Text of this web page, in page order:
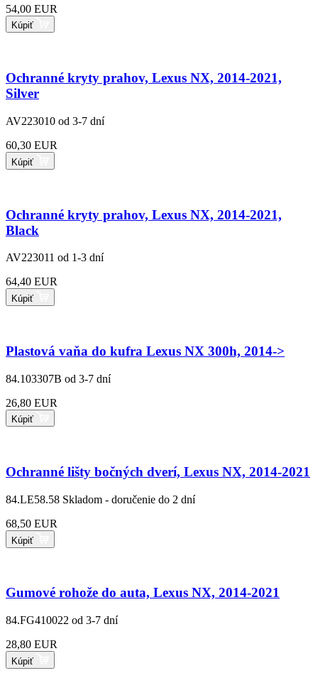
54,00 EUR
Kúpiť
Ochranné kryty prahov, Lexus NX, 2014-2021,
Silver
AV223010 od 3-7 dní
60,30 EUR
Kúpiť
Ochranné kryty prahov, Lexus NX, 2014-2021,
Black
AV223011 od 1-3 dní
64,40 EUR
Kúpiť
Plastová vaňa do kufra Lexus NX 300h, 2014->
84.103307B od 3-7 dní
26,80 EUR
Kúpiť
Ochranné lišty bočných dverí, Lexus NX, 2014-2021
84.LE58.58 Skladom - doručenie do 2 dní
68,50 EUR
Kúpiť
Gumové rohože do auta, Lexus NX, 2014-2021
84.FG410022 od 3-7 dní
28,80 EUR
Kúpiť